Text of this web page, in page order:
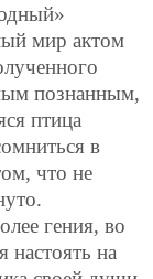
мир актом
познанным,
птица
в
что не
гения, во
настоять на